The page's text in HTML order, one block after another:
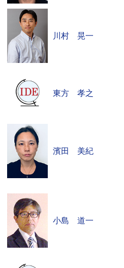
川村 晃一
東方 孝之
濱田 美紀
小島 道一